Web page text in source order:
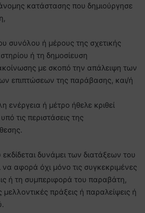
κατάστασης που δημιούργησε
συνόλου ή μέρους της σχετικής
ή τη δημοσίευση
με σκοπό την απάλειψη των
επιπτώσεων της παράβασης, και/ή
ενέργεια ή μέτρο ήθελε κριθεί
τις περιστάσεις της
δυνάμει των διατάξεων του
να αφορά όχι μόνο τις συγκεκριμένες
ή τη συμπεριφορά του παραβάτη,
πράξεις ή παραλείψεις ή